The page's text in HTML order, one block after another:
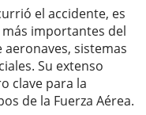
el accidente, es
importantes del
sistemas
Su extenso
clave para la
de la Fuerza Aérea.